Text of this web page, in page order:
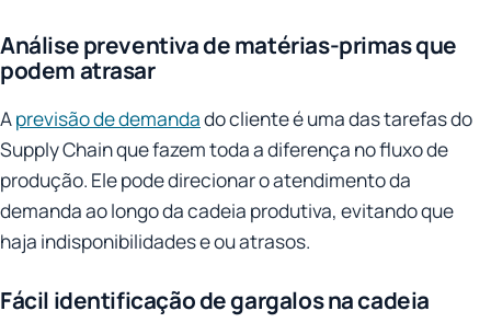
Análise preventiva de matérias-primas que
podem atrasar
Aprevisão de demandado cliente é uma das tarefas do
Supply Chain que fazem toda a diferença no fluxo de
produção. Ele pode direcionar o atendimento da
demanda ao longo da cadeia produtiva, evitando que
haja indisponibilidades e ou atrasos.
Fácil identificação de gargalos na cadeia